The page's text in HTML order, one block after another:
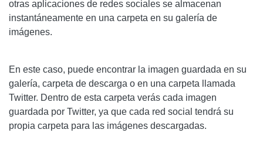
otras aplicaciones de redes sociales se almacenan
instantáneamente en una carpeta en su galería de
imágenes.
En este caso, puede encontrar la imagen guardada en su
galería, carpeta de descarga o en una carpeta llamada
Twitter. Dentro de esta carpeta verás cada imagen
guardada por Twitter, ya que cada red social tendrá su
propia carpeta para las imágenes descargadas.